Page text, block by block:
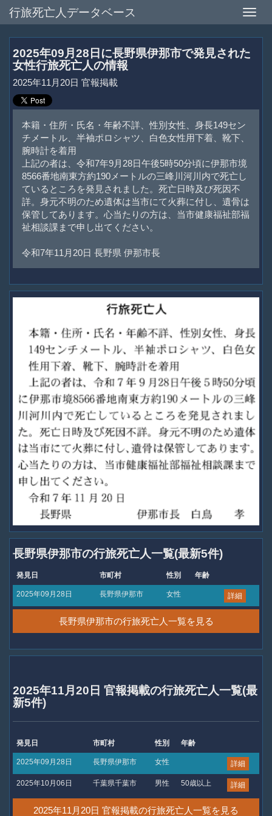
Toggle
行旅死亡人データベース
2025年09月28日に長野県伊那市で発見された
女性行旅死亡人の情報
2025年11月20日 官報掲載
本籍・住所・氏名・年齢不詳、性別女性、身長149セン
チメートル、半袖ポロシャツ、白色女性用下着、靴下、
腕時計を着用
上記の者は、令和7年9月28日午後5時50分頃に伊那市境
8566番地南東方約190メートルの三峰川河川内で死亡し
ているところを発見されました。死亡日時及び死因不
詳。身元不明のため遺体は当市にて火葬に付し、遺骨は
保管してあります。心当たりの方は、当市健康福祉部福
祉相談課まで申し出てください。
令和7年11月20日 長野県 伊那市長
長野県伊那市の行旅死亡人一覧(最新5件)
発見日 市町村 性別 年齢
2025年09月28日 長野県伊那市 女性 詳細
長野県伊那市の行旅死亡人一覧を見る
2025年11月20日 官報掲載の行旅死亡人一覧(最
新5件)
発見日 市町村 性別 年齢
2025年09月28日 長野県伊那市 女性 詳細
2025年10月06日 千葉県千葉市 男性 50歳以上 詳細
2025年11月20日 官報掲載の行旅死亡人一覧を見る